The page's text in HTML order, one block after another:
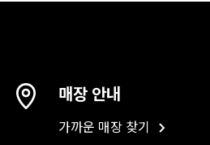
매장 안내
가까운 매장 찾기